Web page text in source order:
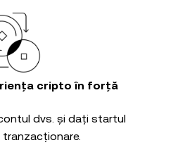
cripto în forță
dvs. și dați startul